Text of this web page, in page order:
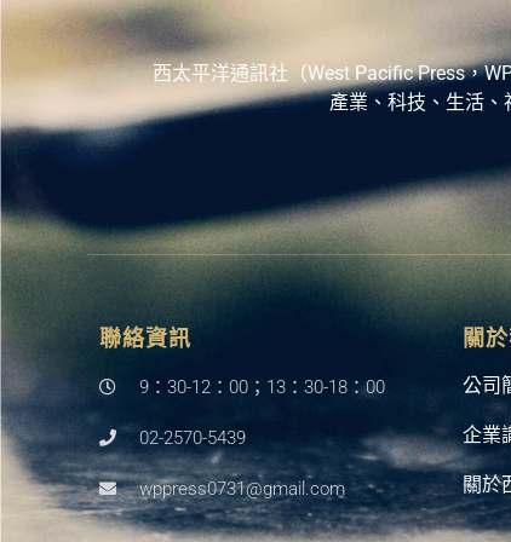
西太平洋通訊社（West Pacific Press，
產業、科技、生活
聯絡資訊
9：30-12：00；13：30-18：00
02-2570-5439
wppress0731@gmail.com
關
公司
企業
關於